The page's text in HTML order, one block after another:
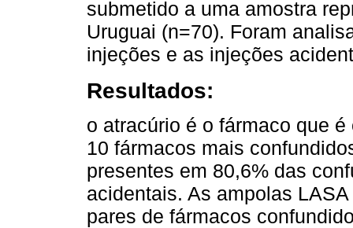
submetido a uma amostra
Uruguai (n=70). Foram
injeções e as injeções
Resultados:
o atracúrio é o fármaco que
10 fármacos mais
presentes em 80,6% das
acidentais. As ampolas
pares de fármacos